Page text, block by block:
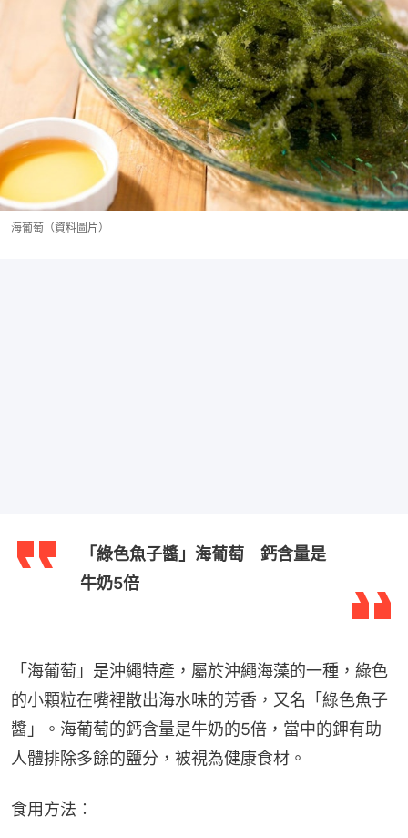
海葡萄（資料圖片）
「綠色魚子醬」海葡萄 鈣含量是
牛奶5倍
「海葡萄」是沖繩特產，屬於沖繩海藻的一種，綠色
的小顆粒在嘴裡散出海水味的芳香，又名「綠色魚子
醬」。海葡萄的鈣含量是牛奶的5倍，當中的鉀有助
人體排除多餘的鹽分，被視為健康食材。
食用方法︰